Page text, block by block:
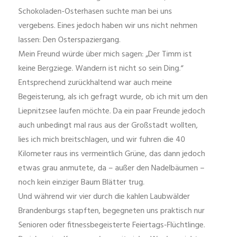
Schokoladen-Osterhasen suchte man bei uns
vergebens. Eines jedoch haben wir uns nicht nehmen
lassen: Den Osterspaziergang.
Mein Freund würde über mich sagen: „Der Timm ist
keine Bergziege. Wandern ist nicht so sein Ding.“
Entsprechend zurückhaltend war auch meine
Begeisterung, als ich gefragt wurde, ob ich mit um den
Liepnitzsee laufen möchte. Da ein paar Freunde jedoch
auch unbedingt mal raus aus der Großstadt wollten,
lies ich mich breitschlagen, und wir fuhren die 40
Kilometer raus ins vermeintlich Grüne, das dann jedoch
etwas grau anmutete, da – außer den Nadelbäumen –
noch kein einziger Baum Blätter trug.
Und während wir vier durch die kahlen Laubwälder
Brandenburgs stapften, begegneten uns praktisch nur
Senioren oder fitnessbegeisterte Feiertags-Flüchtlinge.